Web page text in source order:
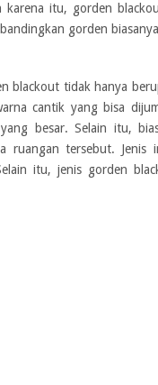
karena itu, gorden
gorden
blackout tidak hanya
cantik yang bisa
besar. Selain itu,
ruangan tersebut. Jenis
itu, jenis gorden